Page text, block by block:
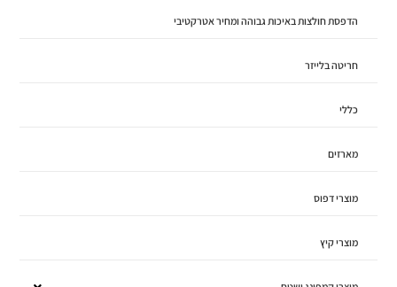
הדפסת חולצות באיכות גבוהה ומחיר אטרקטיבי
חריטה בלייזר
כללי
מארזים
מוצרי דפוס
מוצרי קיץ